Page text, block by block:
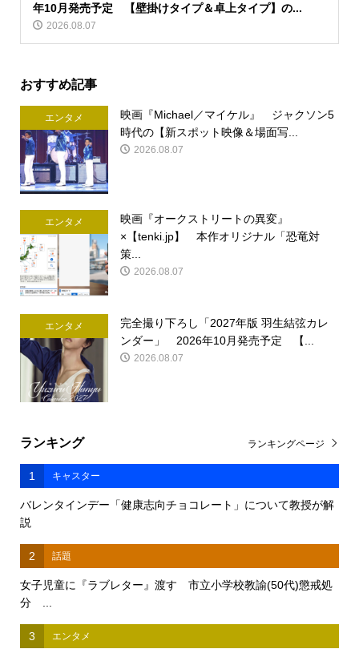
年10月発売予定 【壁掛けタイプ＆卓上タイプ】の...
2026.08.07
おすすめ記事
エンタメ
映画『Michael／マイケル』 ジャクソン5
時代の【新スポット映像＆場面写...
2026.08.07
エンタメ
映画『オークストリートの異変』
×【tenki.jp】 本作オリジナル「恐竜対
策...
2026.08.07
エンタメ
完全撮り下ろし「2027年版 羽生結弦カレ
ンダー」 2026年10月発売予定 【...
2026.08.07
ランキング
1 キャスター
バレンタインデー「健康志向チョコレート」について教授が解
説
2 話題
女子児童に『ラブレター』渡す 市立小学校教諭(50代)懲戒処
分 ...
3 エンタメ
ランキングページ